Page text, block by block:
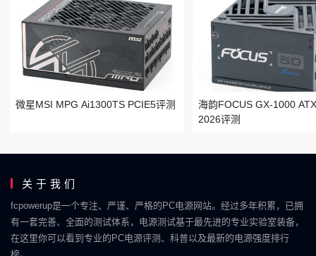
微星MSI MPG Ai1300TS PCIE5评测
海韵FOCUS GX-1000
2026评测
关于我们
fcpowerup是一个专注、严谨、严格的PC电源网站。经过多年积累，已拥
有一套完善、全面的测试体系，电源测试基于最先进的专业实验室装备，
在这里你可以看到专业的PC电源评测、科普以及最新的电源强度排行